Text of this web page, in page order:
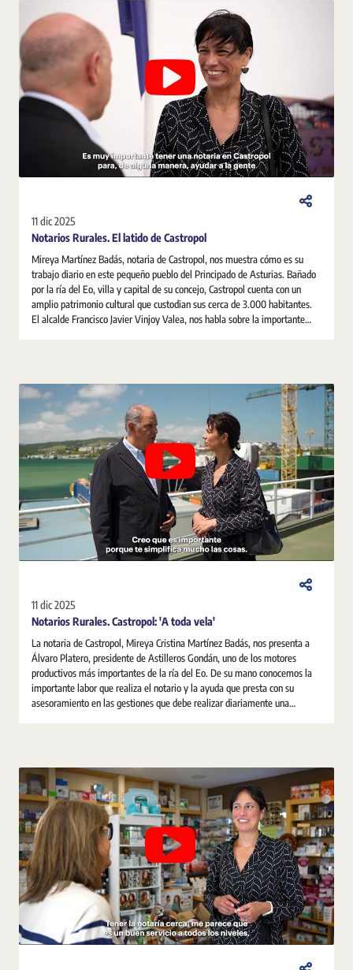
11 dic 2025
Notarios Rurales. El latido de Castropol
Mireya Martínez Badás, notaria de Castropol, nos muestra cómo es su
trabajo diario en este pequeño pueblo del Principado de Asturias. Bañado
por la ría del Eo, villa y capital de su concejo, Castropol cuenta con un
amplio patrimonio cultural que custodian sus cerca de 3.000 habitantes.
El alcalde Francisco Javier Vinjoy Valea, nos habla sobre la importante
11 dic 2025
Notarios Rurales. Castropol: 'A toda vela'
La notaria de Castropol, Mireya Cristina Martínez Badás, nos presenta a
Álvaro Platero, presidente de Astilleros Gondán, uno de los motores
productivos más importantes de la ría del Eo. De su mano conocemos la
importante labor que realiza el notario y la ayuda que presta con su
asesoramiento en las gestiones que debe realizar diariamente una